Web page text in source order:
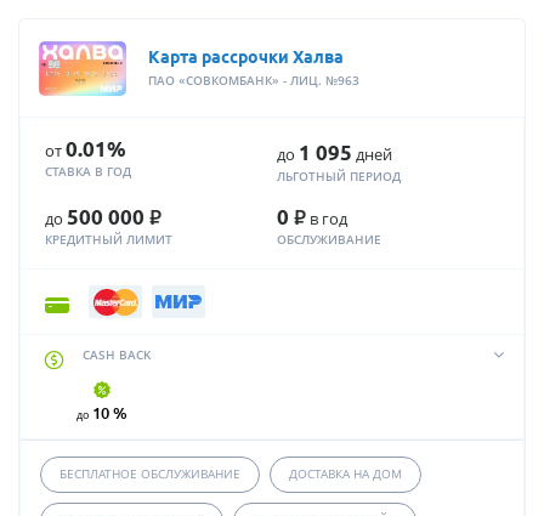
Карта рассрочки Халва
ПАО «СОВКОМБАНК» - ЛИЦ. №963
от0.01%
СТАВКА В ГОД
до 1 095 дней
ЛЬГОТНЫЙ ПЕРИОД
до 500 000 Р
КРЕДИТНЫЙ ЛИМИТ
0 Р в год
ОБСЛУЖИВАНИЕ
CASH BACK
до 10 %
БЕСПЛАТНОЕ ОБСЛУЖИВАНИЕ ДОСТАВКА НА ДОМ